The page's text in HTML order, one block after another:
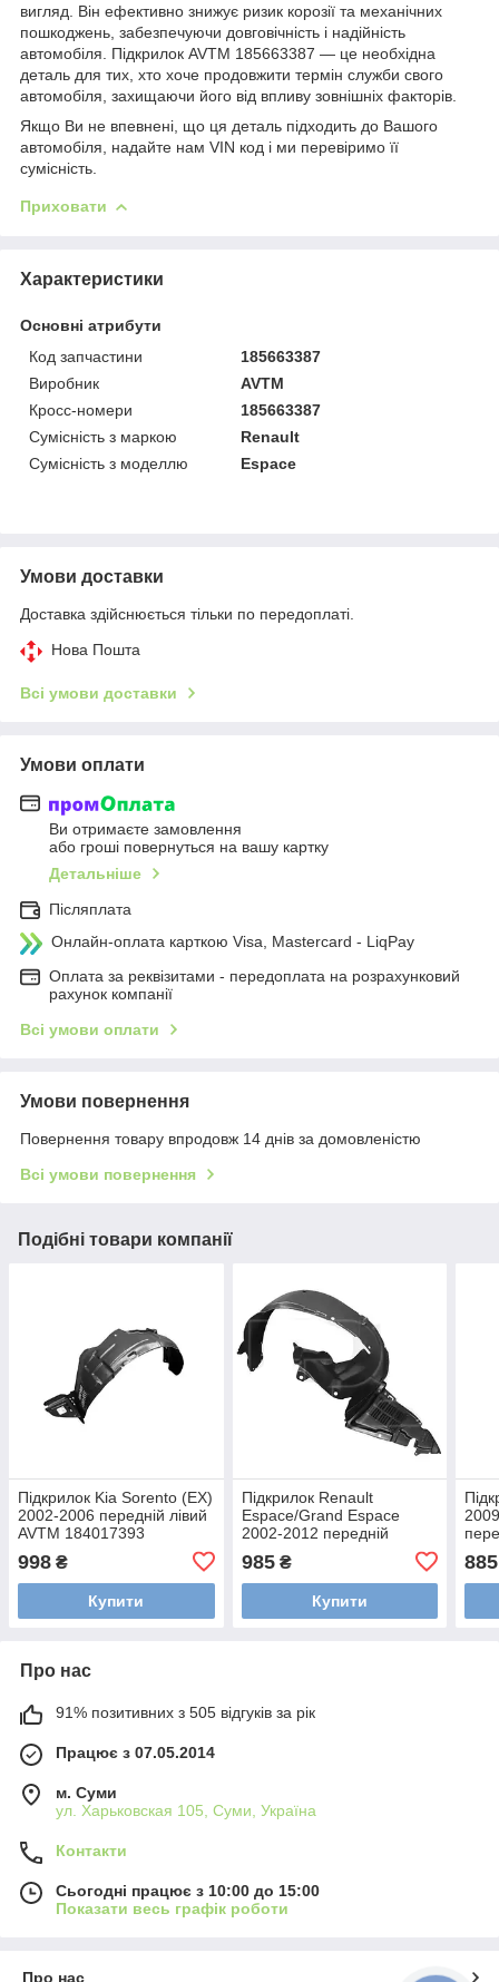
вигляд. Він ефективно знижує ризик корозії та механічних
пошкоджень, забезпечуючи довговічність і надійність
автомобіля. Підкрилок AVTM 185663387 — це необхідна
деталь для тих, хто хоче продовжити термін служби свого
автомобіля, захищаючи його від впливу зовнішніх факторів.
Якщо Ви не впевнені, що ця деталь підходить до Вашого
автомобіля, надайте нам VIN код і ми перевіримо її
сумісність.
Приховати
Характеристики
Основні атрибути
Код запчастини
185663387
Виробник
AVTM
Кросс-номери
185663387
Сумісність з маркою
Renault
Сумісність з моделлю
Espace
Умови доставки
Доставка здійснюється тільки по передоплаті.
Нова Пошта
Всі умови доставки
Умови оплати
Ви отримаєте замовлення
або гроші повернуться на вашу картку
Детальніше
Післяплата
Онлайн-оплата карткою Visa, Mastercard - LiqPay
Оплата за реквізитами - передоплата на розрахунковий
рахунок компанії
Всі умови оплати
Умови повернення
Повернення товару впродовж 14 днів за домовленістю
Всі умови повернення
Подібні товари компанії
Підкрилок Kia Sorento (EX)
2002-2006 передній лівий
AVTM 184017393
998 ₴
Купити
Підкрилок Renault
Espace/Grand Espace
2002-2012 передній
правий AVTM 185663388
985₴
Купити
885
Про нас
91% позитивних з 505 відгуків за рік
Працює з 07.05.2014
м. Суми
ул. Харьковская 105, Суми, Україна
Контакти
Сьогодні працює з 10:00 до 15:00
Показати весь графік роботи
Про нас